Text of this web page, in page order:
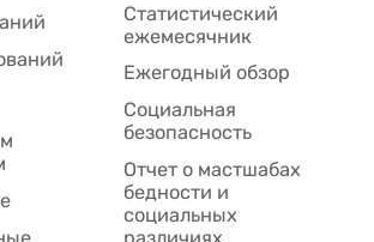
Статистический
ежемесячник
Ежегодный обзор
Социальная
безопасность
Отчет о мастшабах
бедности и
социальных